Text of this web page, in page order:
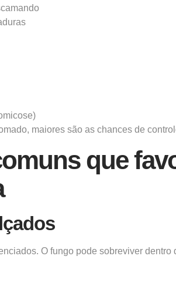
maiores são as chances de
que
O fungo pode sobreviver